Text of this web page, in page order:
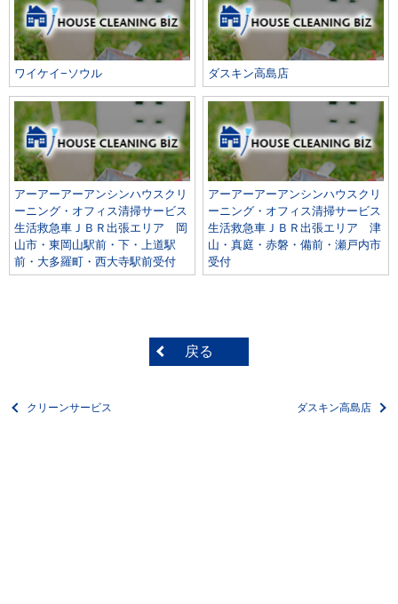
ワイケイ−ソウル ダスキン高島店
アーアーアーアンシンハウスクリ
ーニング・オフィス清掃サービス
生活救急車ＪＢＲ出張エリア 岡
山市・東岡山駅前・下・上道駅
前・大多羅町・西大寺駅前受付
アーアーアーアンシンハウスクリ
ーニング・オフィス清掃サービス
生活救急車ＪＢＲ出張エリア 津
山・真庭・赤磐・備前・瀬戸内市
受付
戻る
クリーンサービス ダスキン高島店